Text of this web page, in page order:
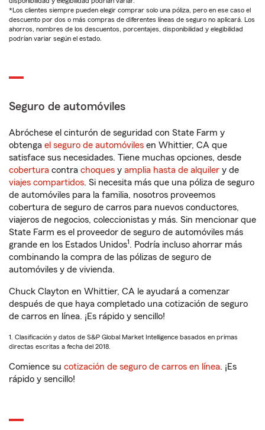
*Los clientes siempre pueden elegir comprar solo una póliza, pero en ese caso el
descuento por dos o más compras de diferentes líneas de seguro no aplicará. Los
ahorros, nombres de los descuentos, porcentajes, disponibilidad y elegibilidad
podrían variar según el estado.
Seguro de automóviles
Abróchese el cinturón de seguridad con State Farm y
obtenga el seguro de automóviles en Whittier, CA que
satisface sus necesidades. Tiene muchas opciones, desde
cobertura contra choques y amplia hasta de alquiler y de
viajes compartidos. Si necesita más que una póliza de seguro
de automóviles para la familia, nosotros proveemos
cobertura de seguro de carros para nuevos conductores,
viajeros de negocios, coleccionistas y más. Sin mencionar que
State Farm es el proveedor de seguro de automóviles más
grande en los Estados Unidos1. Podría incluso ahorrar más
combinando la compra de las pólizas de seguro de
automóviles y de vivienda.
Chuck Clayton en Whittier, CA le ayudará a comenzar
después de que haya completado una cotización de seguro
de carros en línea. ¡Es rápido y sencillo!
1. Clasificación y datos de S&P Global Market Intelligence basados en primas
directas escritas a fecha del 2018.
Comience su cotización de seguro de carros en línea. ¡Es
rápido y sencillo!